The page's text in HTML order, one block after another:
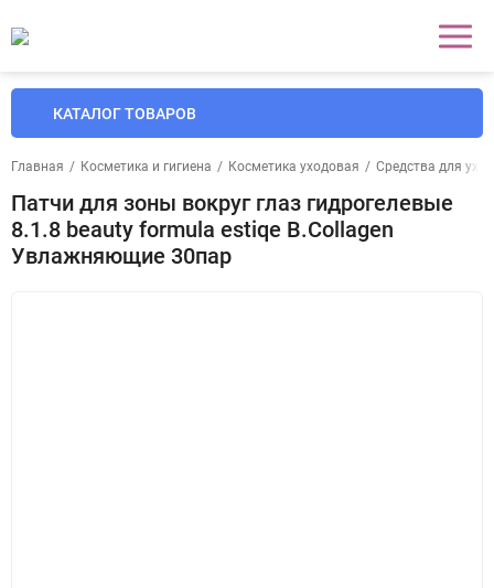
КАТАЛОГ ТОВАРОВ
Главная / Косметика и гигиена / Косметика уходовая / Средства для
Патчи для зоны вокруг глаз гидрогелевые
8.1.8 beauty formula estiqe B.Collagen
Увлажняющие 30пар